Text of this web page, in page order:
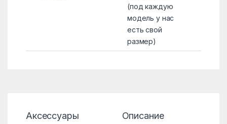
(под каждую
модель у нас
есть свой
размер)
Аксессуары Описание